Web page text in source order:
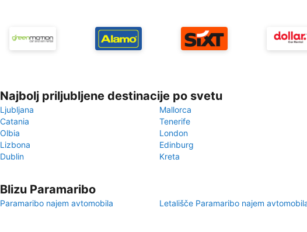
Najbolj priljubljene destinacije po svetu
Ljubljana
Mallorca
Catania
Tenerife
Olbia
London
Lizbona
Edinburg
Dublin
Kreta
Blizu Paramaribo
Paramaribo najem avtomobila Letališče Paramaribo najem